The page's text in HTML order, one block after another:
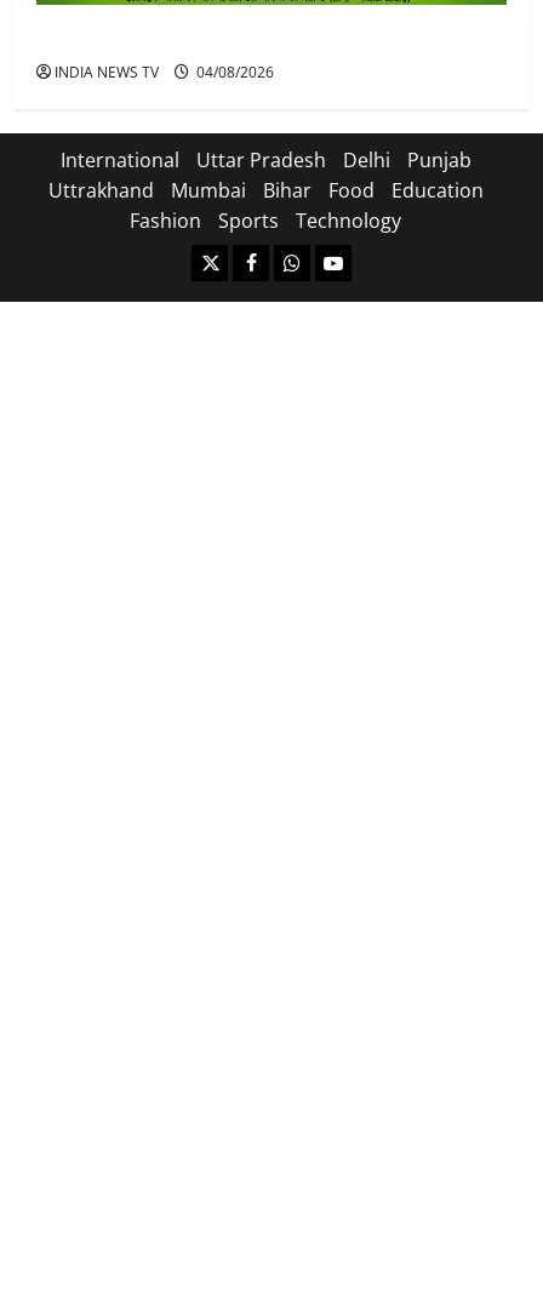
INDIA NEWS TV 04/08/2026
International Uttar Pradesh Delhi
Punjab
Uttrakhand
Mumbai Bihar Food
Education
Fashion
Sports Technology
https://x.com
facebook.com
https:/whatsapp.com/
Youtube.com